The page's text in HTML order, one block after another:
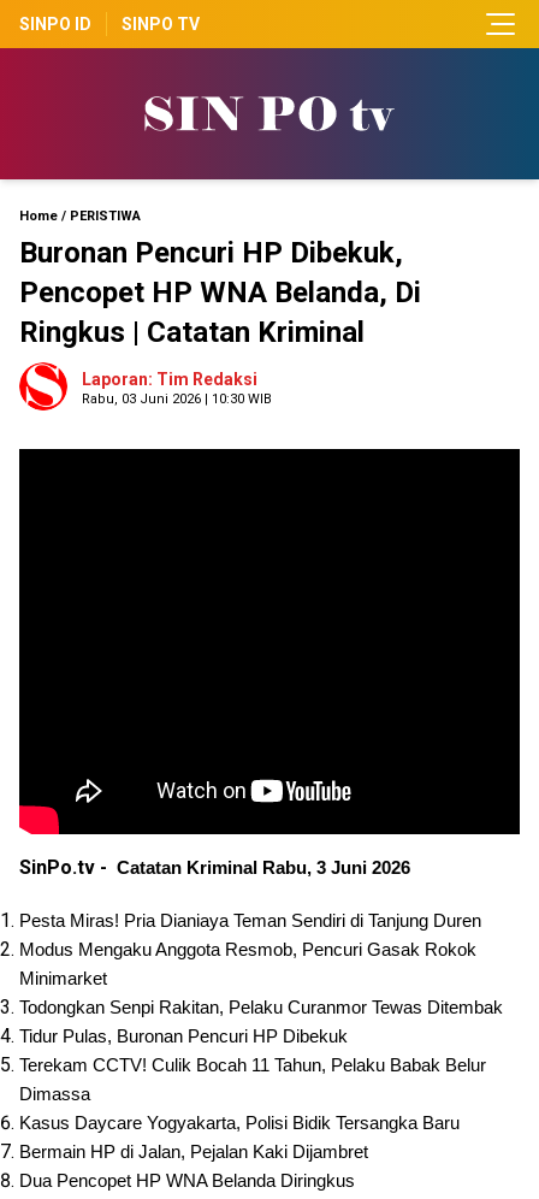
SINPO ID SINPO TV
Home / PERISTIWA
Buronan Pencuri HP Dibekuk,
Pencopet HP WNA Belanda, Di
Ringkus | Catatan Kriminal
Laporan: Tim Redaksi
Rabu, 03 Juni 2026 | 10:30 WIB
SinPo.tv - Catatan Kriminal Rabu, 3 Juni 2026
Pesta Miras! Pria Dianiaya Teman Sendiri di Tanjung Duren
Modus Mengaku Anggota Resmob, Pencuri Gasak Rokok
Minimarket
Todongkan Senpi Rakitan, Pelaku Curanmor Tewas Ditembak
Tidur Pulas, Buronan Pencuri HP Dibekuk
Terekam CCTV! Culik Bocah 11 Tahun, Pelaku Babak Belur
Dimassa
Kasus Daycare Yogyakarta, Polisi Bidik Tersangka Baru
Bermain HP di Jalan, Pejalan Kaki Dijambret
Dua Pencopet HP WNA Belanda Diringkus